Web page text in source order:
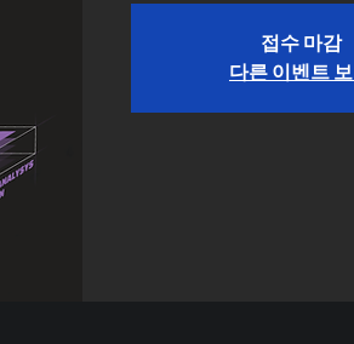
접수 마감
다른 이벤트